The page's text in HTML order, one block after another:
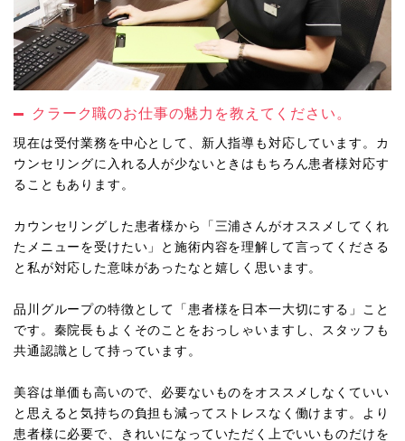
クラーク職のお仕事の魅力を教えてください。
現在は受付業務を中心として、新人指導も対応しています。カ
ウンセリングに入れる人が少ないときはもちろん患者様対応す
ることもあります。
カウンセリングした患者様から「三浦さんがオススメしてくれ
たメニューを受けたい」と施術内容を理解して言ってくださる
と私が対応した意味があったなと嬉しく思います。
品川グループの特徴として「患者様を日本一大切にする」こと
です。秦院長もよくそのことをおっしゃいますし、スタッフも
共通認識として持っています。
美容は単価も高いので、必要ないものをオススメしなくていい
と思えると気持ちの負担も減ってストレスなく働けます。より
患者様に必要で、きれいになっていただく上でいいものだけを